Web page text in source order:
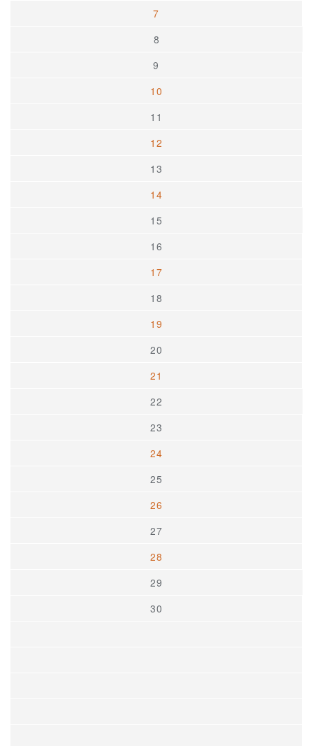
7
8
9
10
11
12
13
14
15
16
17
18
19
20
21
22
23
24
25
26
27
28
29
30